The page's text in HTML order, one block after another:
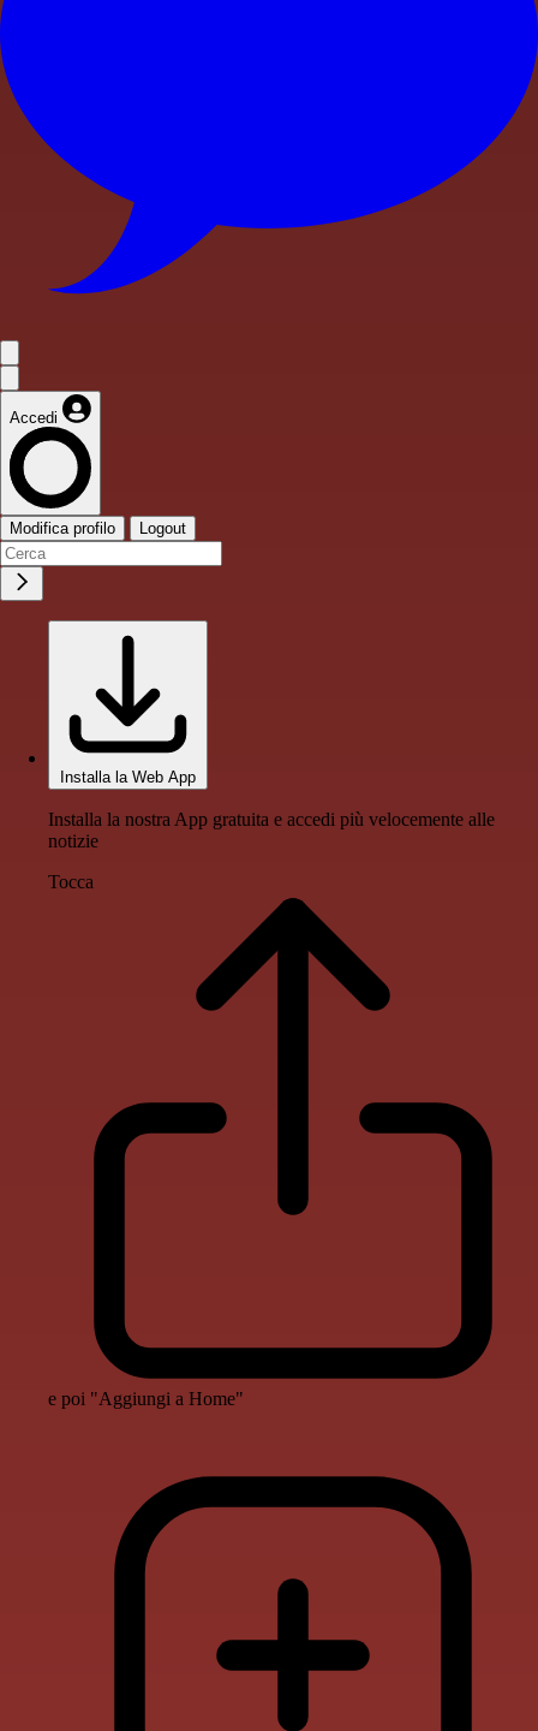
Accedi
Modifica profilo Logout
Installa la Web App
Installa la nostra App gratuita e accedi più velocemente alle
notizie
Tocca
e poi "Aggiungi a Home"